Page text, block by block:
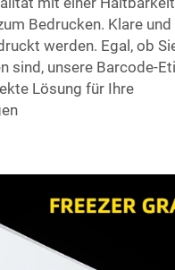
Bedrucken. Klare
werden. Egal, ob
sind, unsere Barcode-
Lösung für Ihre